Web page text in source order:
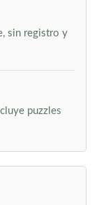
sin registro y
puzzles